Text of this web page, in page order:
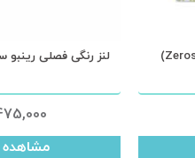
لنز رنگی فصلی زیروسون (Zeroseven)
تومان
مشاهده و خرید